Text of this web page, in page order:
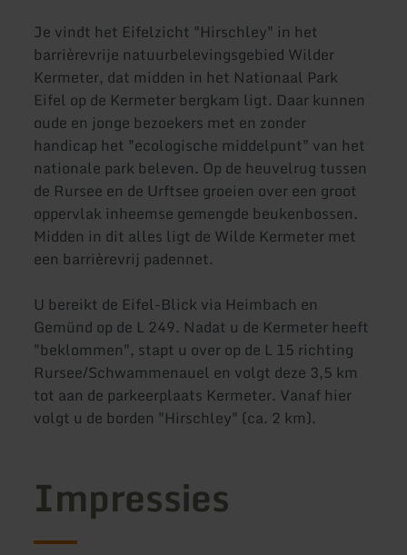
Je vindt het Eifelzicht "Hirschley" in het
barrièrevrije natuurbelevingsgebied Wilder
Kermeter, dat midden in het Nationaal Park
Eifel op de Kermeter bergkam ligt. Daar kunnen
oude en jonge bezoekers met en zonder
handicap het "ecologische middelpunt" van het
nationale park beleven. Op de heuvelrug tussen
de Rursee en de Urftsee groeien over een groot
oppervlak inheemse gemengde beukenbossen.
Midden in dit alles ligt de Wilde Kermeter met
een barrièrevrij padennet.
U bereikt de Eifel-Blick via Heimbach en
Gemünd op de L 249. Nadat u de Kermeter heeft
"beklommen", stapt u over op de L 15 richting
Rursee/Schwammenauel en volgt deze 3,5 km
tot aan de parkeerplaats Kermeter. Vanaf hier
volgt u de borden "Hirschley" (ca. 2 km).
Impressies